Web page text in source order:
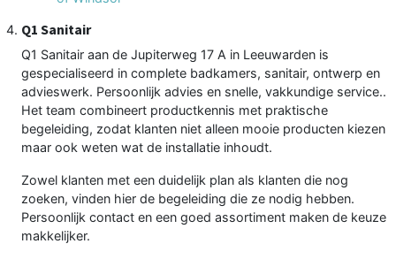
Q1 Sanitair
Q1 Sanitair aan de Jupiterweg 17 A in Leeuwarden is
gespecialiseerd in complete badkamers, sanitair, ontwerp en
advieswerk. Persoonlijk advies en snelle, vakkundige service..
Het team combineert productkennis met praktische
begeleiding, zodat klanten niet alleen mooie producten kiezen
maar ook weten wat de installatie inhoudt.
Zowel klanten met een duidelijk plan als klanten die nog
zoeken, vinden hier de begeleiding die ze nodig hebben.
Persoonlijk contact en een goed assortiment maken de keuze
makkelijker.